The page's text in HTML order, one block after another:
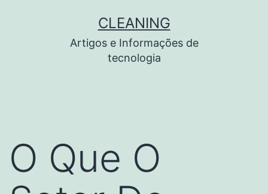
CLEANING
Artigos e Informações de
tecnologia
O Que O